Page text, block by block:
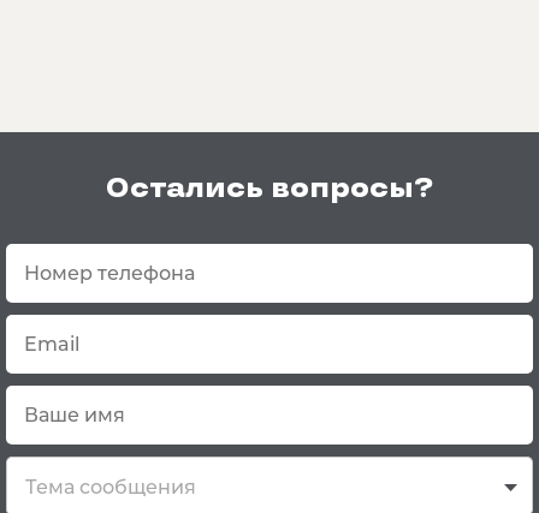
Остались вопросы?
Тема сообщения